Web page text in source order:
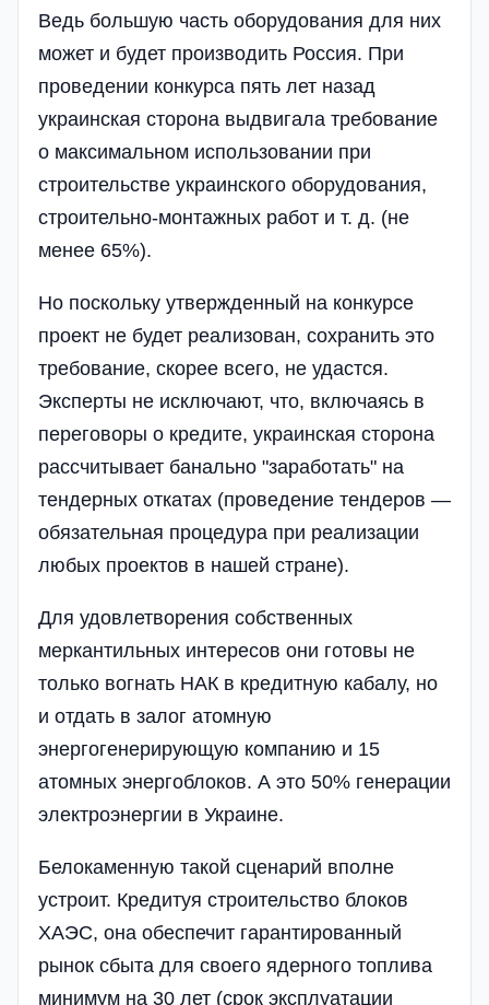
Ведь большую часть оборудования для них
может и будет производить Россия. При
проведении конкурса пять лет назад
украинская сторона выдвигала требование
о максимальном использовании при
строительстве украинского оборудования,
строительно-монтажных работ и т. д. (не
менее 65%).
Но поскольку утвержденный на конкурсе
проект не будет реализован, сохранить это
требование, скорее всего, не удастся.
Эксперты не исключают, что, включаясь в
переговоры о кредите, украинская сторона
рассчитывает банально "заработать" на
тендерных откатах (проведение тендеров —
обязательная процедура при реализации
любых проектов в нашей стране).
Для удовлетворения собственных
меркантильных интересов они готовы не
только вогнать НАК в кредитную кабалу, но
и отдать в залог атомную
энергогенерирующую компанию и 15
атомных энергоблоков. А это 50% генерации
электроэнергии в Украине.
Белокаменную такой сценарий вполне
устроит. Кредитуя строительство блоков
ХАЭС, она обеспечит гарантированный
рынок сбыта для своего ядерного топлива
минимум на 30 лет (срок эксплуатации